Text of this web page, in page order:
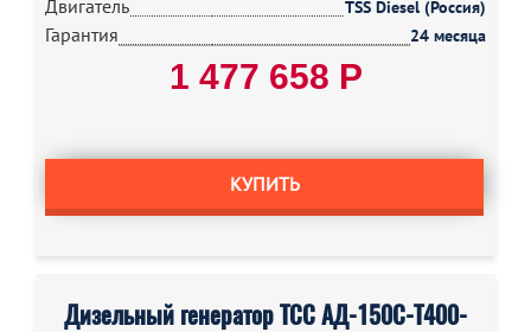
Двигатель TSS Diesel (Россия)
Гарантия 24 месяца
1 477 658 Р
КУПИТЬ
Дизельный генератор ТСС АД-150С-Т400-